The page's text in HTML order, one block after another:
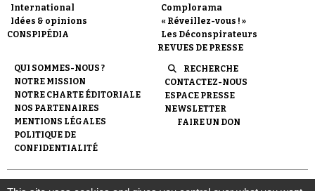
International
Idées & opinions
CONSPIPÉDIA
Complorama
« Réveillez-vous ! »
Les Déconspirateurs
REVUES DE PRESSE
QUI SOMMES-NOUS ?
NOTRE MISSION
NOTRE CHARTE ÉDITORIALE
NOS PARTENAIRES
MENTIONS LÉGALES
POLITIQUE DE
CONFIDENTIALITÉ
RECHERCHE
CONTACTEZ-NOUS
ESPACE PRESSE
NEWSLETTER
FAIRE UN DON
© 2007- 2026 Conspiracy Watch | Une réalisation de